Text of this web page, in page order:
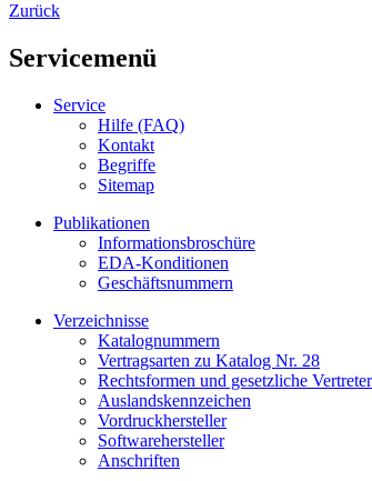
Zurück
Servicemenü
Service
Hilfe (FAQ)
Kontakt
Begriffe
Sitemap
Publikationen
Informationsbroschüre
EDA-Konditionen
Geschäftsnummern
Verzeichnisse
Katalognummern
Vertragsarten zu Katalog Nr. 28
Rechtsformen und gesetzliche Vertreter
Auslandskennzeichen
Vordruckhersteller
Softwarehersteller
Anschriften